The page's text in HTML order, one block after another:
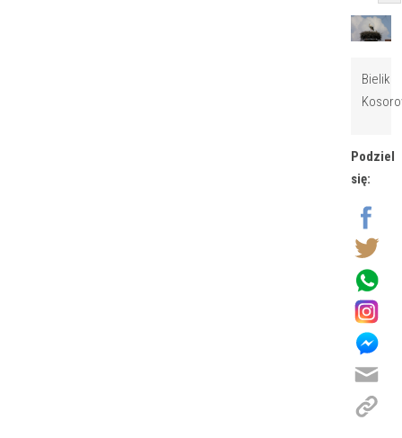
Bielik
Podziel
się: